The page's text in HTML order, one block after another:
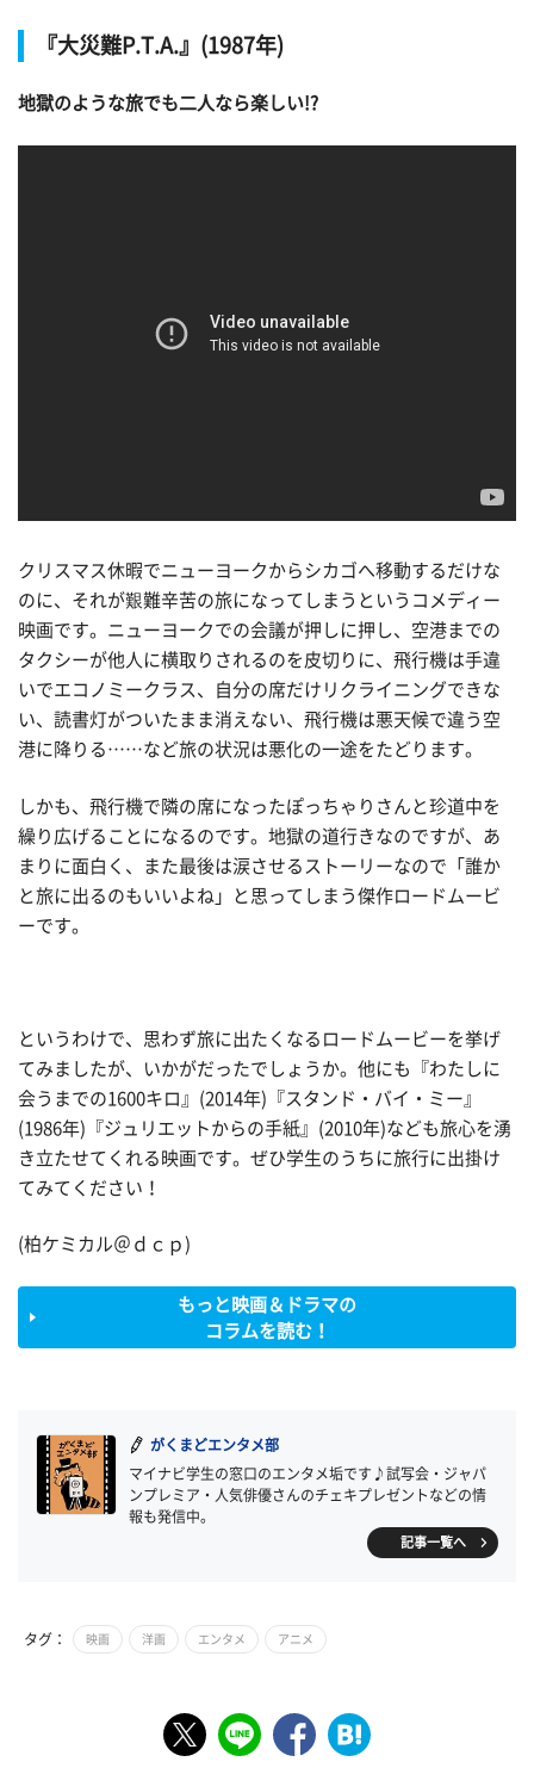
『大災難P.T.A.』(1987年)
地獄のような旅でも二人なら楽しい!?
クリスマス休暇でニューヨークからシカゴへ移動するだけな
のに、それが艱難辛苦の旅になってしまうというコメディー
映画です。ニューヨークでの会議が押しに押し、空港までの
タクシーが他人に横取りされるのを皮切りに、飛行機は手違
いでエコノミークラス、自分の席だけリクライニングできな
い、読書灯がついたまま消えない、飛行機は悪天候で違う空
港に降りる……など旅の状況は悪化の一途をたどります。
しかも、飛行機で隣の席になったぽっちゃりさんと珍道中を
繰り広げることになるのです。地獄の道行きなのですが、あ
まりに面白く、また最後は涙させるストーリーなので「誰か
と旅に出るのもいいよね」と思ってしまう傑作ロードムービ
ーです。
というわけで、思わず旅に出たくなるロードムービーを挙げ
てみましたが、いかがだったでしょうか。他にも『わたしに
会うまでの1600キロ』(2014年)『スタンド・バイ・ミー』
(1986年)『ジュリエットからの手紙』(2010年)なども旅心を湧
き立たせてくれる映画です。ぜひ学生のうちに旅行に出掛け
てみてください！
(柏ケミカル＠ｄｃｐ)
もっと映画＆ドラマの
コラムを読む！
がくまどエンタメ部
マイナビ学生の窓口のエンタメ垢です♪試写会・ジャパ
ンプレミア・人気俳優さんのチェキプレゼントなどの情
報も発信中。
記事一覧へ
タグ： 映画 洋画 エンタメ アニメ